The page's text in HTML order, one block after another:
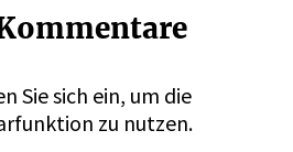
Sie sich ein, um die
zu nutzen.